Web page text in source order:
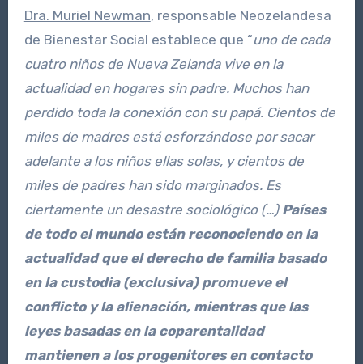
Dra. Muriel Newman, responsable Neozelandesa
de Bienestar Social establece que “uno de cada
cuatro niños de Nueva Zelanda vive en la
actualidad en hogares sin padre. Muchos han
perdido toda la conexión con su papá. Cientos de
miles de madres está esforzándose por sacar
adelante a los niños ellas solas, y cientos de
miles de padres han sido marginados. Es
ciertamente un desastre sociológico (…) Países
de todo el mundo están reconociendo en la
actualidad que el derecho de familia basado
en la custodia (exclusiva) promueve el
conflicto y la alienación, mientras que las
leyes basadas en la coparentalidad
mantienen a los progenitores en contacto